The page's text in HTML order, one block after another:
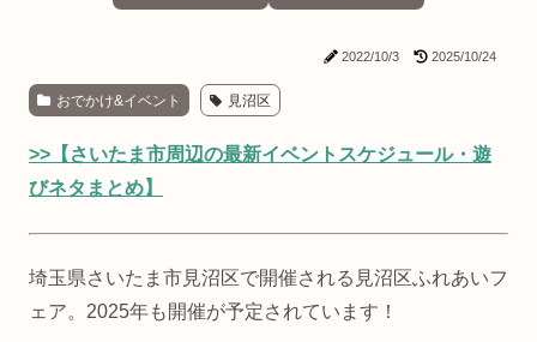
2022/10/3 2025/10/24
おでかけ&イベント 見沼区
>>【さいたま市周辺の最新イベントスケジュール・遊
びネタまとめ】
埼玉県さいたま市見沼区で開催される見沼区ふれあいフ
ェア。2025年も開催が予定されています！